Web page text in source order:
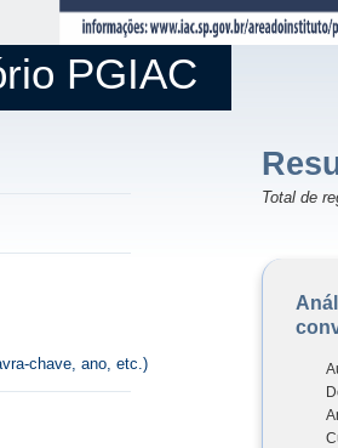
PGIAC
chave, ano, etc.)
Total de